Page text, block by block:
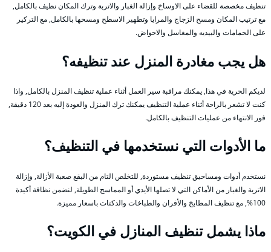
تنظيف مخصصة للقضاء على الاوساخ وإزالة الغبار والاتربة وترك المكان نظيف بالكامل,
مع ترتيب المكان ومسح الزجاج والمرايا وتطهير الاسطح ومسحها بالكامل, مع التركير
على الحمامات والبيديه والمغاسل والاحواض.
هل يجب مغادرة المنزل عند تنظيفه؟
لديكم الحرية في هذا, يمكنك مراقبة سير العمل أثناء عملية تنظيف المنزل بالكامل, واذا
كنت لا تشعر بالراحة أثناء عملية التنظيف يمكنك ترك المنزل والعودة إليه بعد 120 دقيقة,
فور الانتهاء من عمليات التنظيف بالكامل.
ما الأدوات التي نستخدمها في التنظيف؟
نستخدم أدوات ومساحيق تنظيف مستوردة, للتخلص التام من البقع صعبة الأزالة, وإزالة
الاتربة والغبار من الأماكن التي لا تصلها الأيدي أو المماسح الطويلة, لنضمن نظافة أكيدة
100%, مع تنظيف المطابخ والأفران والطباخات والدكتات باسعار مميزة.
ماذا يشمل تنظيف المنازل في الكويت؟